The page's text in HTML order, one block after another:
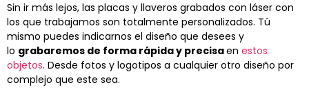
Sin ir más lejos, las placas y llaveros grabados con láser con
los que trabajamos son totalmente personalizados. Tú
mismo puedes indicarnos el diseño que desees y
lo grabaremos de forma rápida y precisaen estos
objetos. Desde fotos y logotipos a cualquier otro diseño por
complejo que este sea.